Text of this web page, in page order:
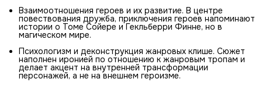
Взаимоотношения героев и их развитие. В центре
повествования дружба, приключения героев напоминают
истории о Томе Сойере и Гекльберри Финне, но в
магическом мире.
Психологизм и деконструкция жанровых клише. Сюжет
наполнен иронией по отношению к жанровым тропам и
делает акцент на внутренней трансформации
персонажей, а не на внешнем героизме.